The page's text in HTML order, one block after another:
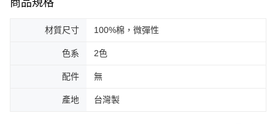
材質尺寸 100%棉，微彈性
色系 2色
配件 無
產地 台灣製